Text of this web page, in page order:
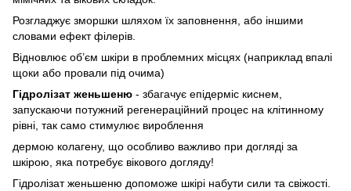
Розгладжує зморшки шляхом їх заповнення, або іншими
словами ефект філерів.
Відновлює об’єм шкіри в проблемних місцях (наприклад впалі
щоки або провали під очима)
Гідролізат женьшеню - збагачує епідерміс киснем,
запускаючи потужний регенераційний процес на клітинному
рівні, так само стимулює вироблення
дермою колагену, що особливо важливо при догляді за
шкірою, яка потребує вікового догляду!
Гідролізат женьшеню допоможе шкірі набути сили та свіжості.